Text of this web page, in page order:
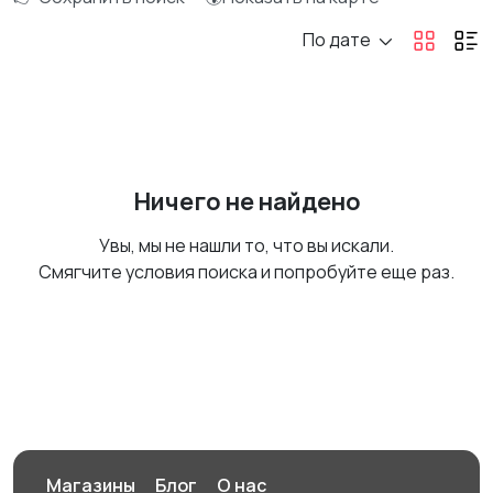
По дате
Ничего не найдено
Увы, мы не нашли то, что вы искали.
Смягчите условия поиска и попробуйте еще раз.
Магазины Блог О нас